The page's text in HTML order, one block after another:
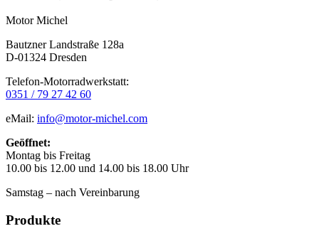
Motor Michel
Bautzner Landstraße 128a
D-01324 Dresden
Telefon-Motorradwerkstatt:
0351 / 79 27 42 60
eMail: info@motor-michel.com
Geöffnet:
Montag bis Freitag
10.00 bis 12.00 und 14.00 bis 18.00 Uhr
Samstag – nach Vereinbarung
Produkte